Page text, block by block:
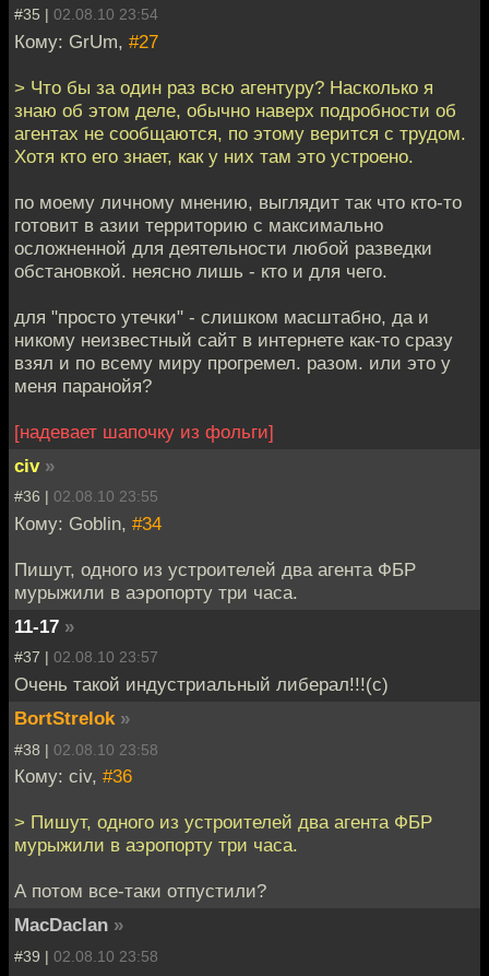
#35 | 02.08.10 23:54
Кому: GrUm, #27
> Что бы за один раз всю агентуру? Насколько я
знаю об этом деле, обычно наверх подробности об
агентах не сообщаются, по этому верится с трудом.
Хотя кто его знает, как у них там это устроено.
по моему личному мнению, выглядит так что кто-то
готовит в азии территорию с максимально
осложненной для деятельности любой разведки
обстановкой. неясно лишь - кто и для чего.
для "просто утечки" - слишком масштабно, да и
никому неизвестный сайт в интернете как-то сразу
взял и по всему миру прогремел. разом. или это у
меня паранойя?
[надевает шапочку из фольги]
civ »
#36 | 02.08.10 23:55
Кому: Goblin, #34
Пишут, одного из устроителей два агента ФБР
мурыжили в аэропорту три часа.
11-17 »
#37 | 02.08.10 23:57
Очень такой индустриальный либерал!!!(с)
BortStrelok »
#38 | 02.08.10 23:58
Кому: civ, #36
> Пишут, одного из устроителей два агента ФБР
мурыжили в аэропорту три часа.
А потом все-таки отпустили?
MacDaclan »
#39 | 02.08.10 23:58